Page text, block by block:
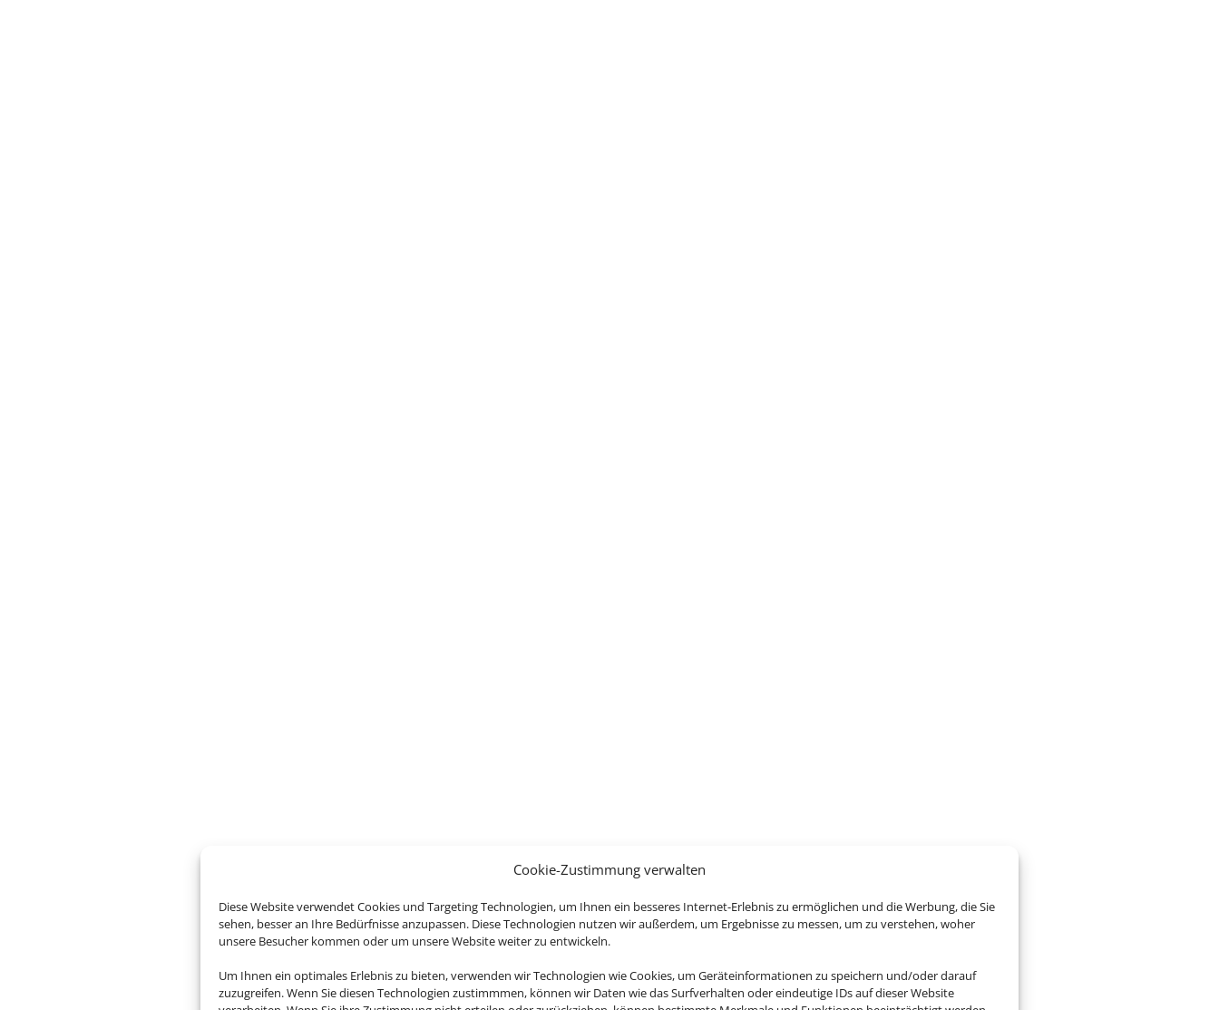
Cookie-Zustimmung verwalten
Diese Website verwendet Cookies und Targeting Technologien, um Ihnen ein besseres Internet-Erlebnis zu ermöglichen und die Werbung, die Sie
sehen, besser an Ihre Bedürfnisse anzupassen. Diese Technologien nutzen wir außerdem, um Ergebnisse zu messen, um zu verstehen, woher
unsere Besucher kommen oder um unsere Website weiter zu entwickeln.
Um Ihnen ein optimales Erlebnis zu bieten, verwenden wir Technologien wie Cookies, um Geräteinformationen zu speichern und/oder darauf
zuzugreifen. Wenn Sie diesen Technologien zustimmmen, können wir Daten wie das Surfverhalten oder eindeutige IDs auf dieser Website